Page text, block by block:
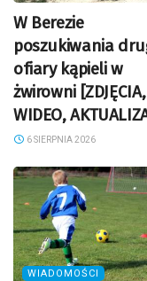
W Berezie
poszukiwania
ofiary kąpieli w
żwirowni [ZDJĘCIA,
WIDEO,
6 SIERPNIA 2026
WIADOMOŚCI